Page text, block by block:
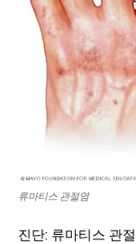
류마티스 관절염
진단: 류마티스 관